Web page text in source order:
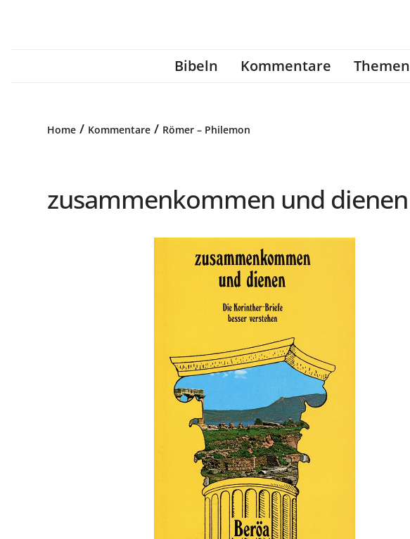
Bibeln Kommentare Themen
Home / Kommentare / Römer – Philemon
zusammenkommen und dienen